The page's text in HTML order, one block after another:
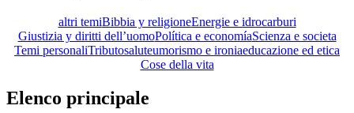
altri temiBibbia y religioneEnergie e idrocarburi
Giustizia y diritti dell’uomoPolítica e economíaScienza e societa
Temi personaliTributosaluteumorismo e ironiaeducazione ed etica
Cose della vita
Elenco principale